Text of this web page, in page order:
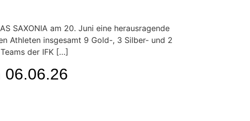
SAXONIA am 20. Juni eine herausragende
Athleten insgesamt 9 Gold-, 3 Silber- und 2
der IFK […]
06.06.26